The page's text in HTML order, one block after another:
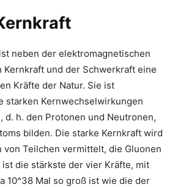
neben der elektromagnetischen
Kernkraft und der Schwerkraft eine
Kräfte der Natur. Sie ist
starken Kernwechselwirkungen
d. h. den Protonen und Neutronen,
bilden. Die starke Kernkraft wird
von Teilchen vermittelt, die Gluonen
die stärkste der vier Kräfte, mit
10^38 Mal so groß ist wie die der